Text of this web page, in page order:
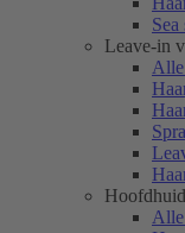
Sea
Leave-in
Alle
Alle